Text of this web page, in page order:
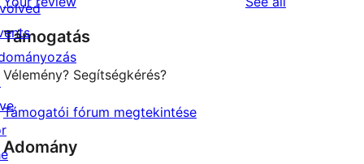
reviews
star
review
Támogatás
Vélemény? Segítségkérés?
Támogatói fórum megtekintése
Adomány